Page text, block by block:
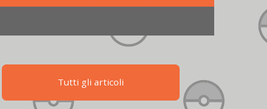
Tutti gli articoli